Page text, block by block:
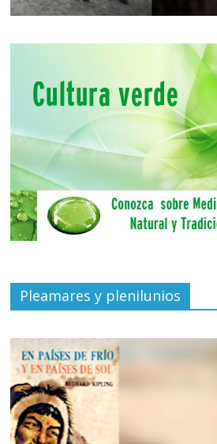
Pleamares y plenilunios